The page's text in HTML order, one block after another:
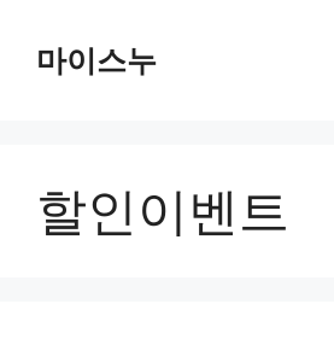
마이스누
할인이벤트